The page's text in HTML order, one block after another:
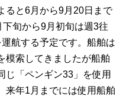
ると6月から9月20日まで
旬から9月初旬は週3往
航する予定です。船舶は
模索してきましたが船舶
じ「ペンギン33」を使用
来年1月までには使用船舶